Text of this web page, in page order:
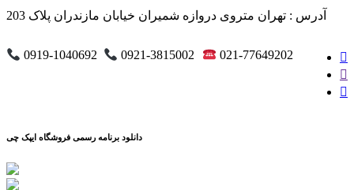
آدرس : تهران متروی دروازه شمیران خیابان مازندران پلاک 203
0919-1040692 0921-3815002 021-77649202
دانلود برنامه رسمی فروشگاه ایپک چی